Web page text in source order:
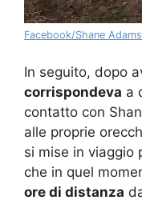
Facebook/Shane Adams
In seguito, dopo
corrispondeva a
contatto con
alle proprie
si mise in viaggio
che in quel
ore di distanza